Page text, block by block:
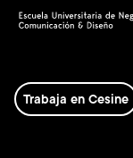
Trabaja en Cesine